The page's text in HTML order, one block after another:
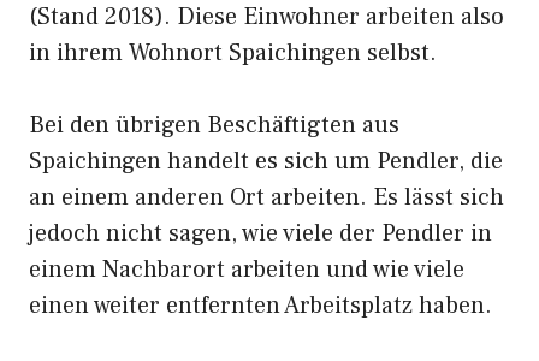
(Stand 2018). Diese Einwohner arbeiten also
in ihrem Wohnort Spaichingen selbst.
Bei den übrigen Beschäftigten aus
Spaichingen handelt es sich um Pendler, die
an einem anderen Ort arbeiten. Es lässt sich
jedoch nicht sagen, wie viele der Pendler in
einem Nachbarort arbeiten und wie viele
einen weiter entfernten Arbeitsplatz haben.